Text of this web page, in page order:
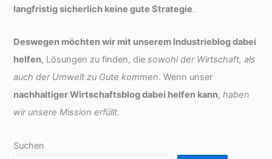
langfristig sicherlich keine gute Strategie.
Deswegen möchten wir mit unserem Industrieblog dabei
helfen, Lösungen zu finden, diesowohl der Wirtschaft, als
auch der Umwelt zu Gute kommen. Wenn unser
nachhaltiger Wirtschaftsblog dabei helfen kann,haben
wir unsere Mission erfüllt.
Suchen